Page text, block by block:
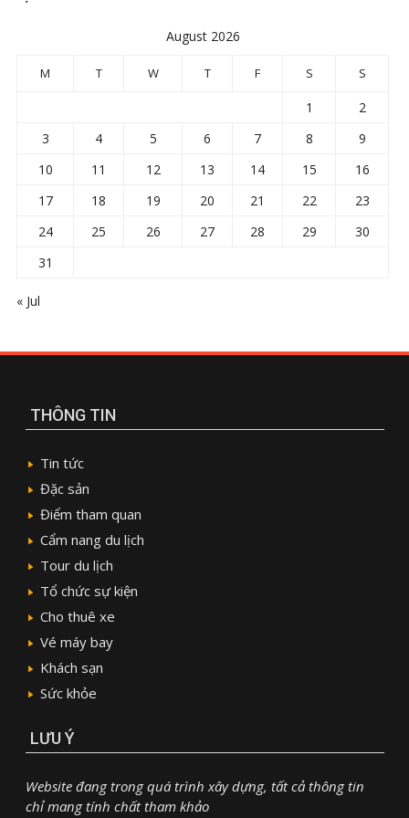
August 2026
M T W T F S S
1
2
3
4 5 6 7 8
9
10
11 12 13 14 15
16
17
18 19 20 21 22
23
24
25 26 27 28 29
30
31
« Jul
THÔNG TIN
Tin tức
Đặc sản
Điểm tham quan
Cẩm nang du lịch
Tour du lịch
Tổ chức sự kiện
Cho thuê xe
Vé máy bay
Khách sạn
Sức khỏe
LƯU Ý
Website đang trong quá trình xây dựng, tất cả thông tin
chỉ mang tính chất tham khảo